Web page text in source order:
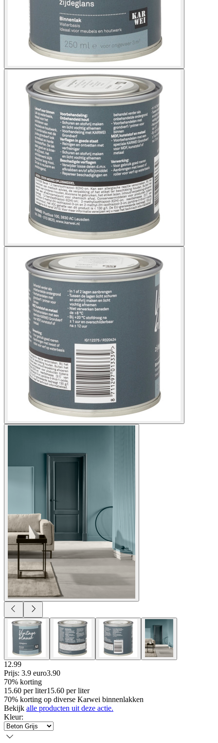
12.99
Prijs: 3.9 euro3.90
70% korting
15.60 per liter15.60 per liter
70% korting op diverse Karwei binnenlakken
Bekijk alle producten uit deze actie.
Kleur: